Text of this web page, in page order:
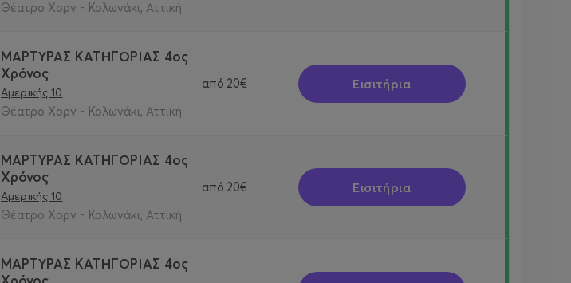
Θέατρο Χορν - Κολωνάκι, Αττική
ΜΑΡΤΥΡΑΣ ΚΑΤΗΓΟΡΙΑΣ 4ος
Χρόνος
Αμερικής 10
Θέατρο Χορν - Κολωνάκι, Αττική
από 20€ Εισιτήρια
ΜΑΡΤΥΡΑΣ ΚΑΤΗΓΟΡΙΑΣ 4ος
Χρόνος
Αμερικής 10
Θέατρο Χορν - Κολωνάκι, Αττική
από 20€ Εισιτήρια
ΜΑΡΤΥΡΑΣ ΚΑΤΗΓΟΡΙΑΣ 4ος